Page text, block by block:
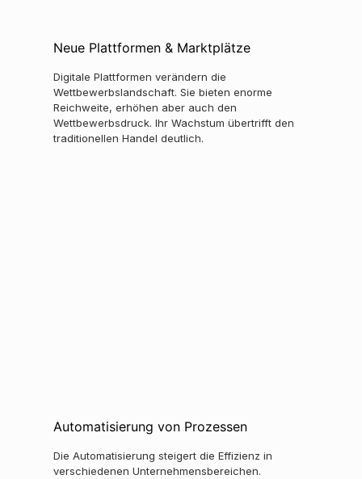
Neue Plattformen & Marktplätze
Digitale Plattformen verändern die
Wettbewerbslandschaft. Sie bieten enorme
Reichweite, erhöhen aber auch den
Wettbewerbsdruck. Ihr Wachstum übertrifft den
traditionellen Handel deutlich.
Automatisierung von Prozessen
Die Automatisierung steigert die Effizienz in
verschiedenen Unternehmensbereichen.